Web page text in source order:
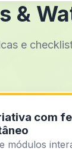
&
e
com
módulos